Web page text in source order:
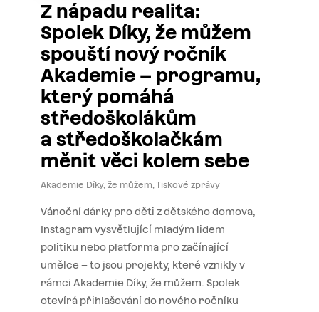
Z nápadu realita:
Spolek Díky, že můžem
spouští nový ročník
Akademie – programu,
který pomáhá
středoškolákům
a středoškolačkám
měnit věci kolem sebe
Akademie Díky, že můžem,Tiskové zprávy
Vánoční dárky pro děti z dětského domova,
Instagram vysvětlující mladým lidem
politiku nebo platforma pro začínající
umělce – to jsou projekty, které vznikly v
rámci Akademie Díky, že můžem. Spolek
otevírá přihlašování do nového ročníku